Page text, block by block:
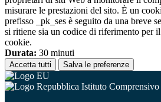
misurare le prestazioni del sito. È un
prefisso _pk_ses è seguito da una breve
si ritiene sia un codice di riferimento per
cookie.
Durata: 30 minuti
Accetta tutti Salva le preferenze
Istituto